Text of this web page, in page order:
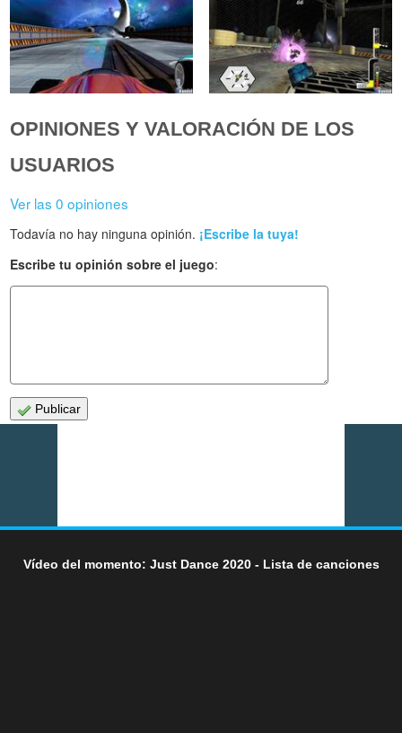
OPINIONES Y VALORACIÓN DE LOS
USUARIOS
Ver las 0 opiniones
Todavía no hay ninguna opinión. ¡Escribe la tuya!
Escribe tu opinión sobre el juego:
Publicar
Vídeo del momento: Just Dance 2020 - Lista de canciones